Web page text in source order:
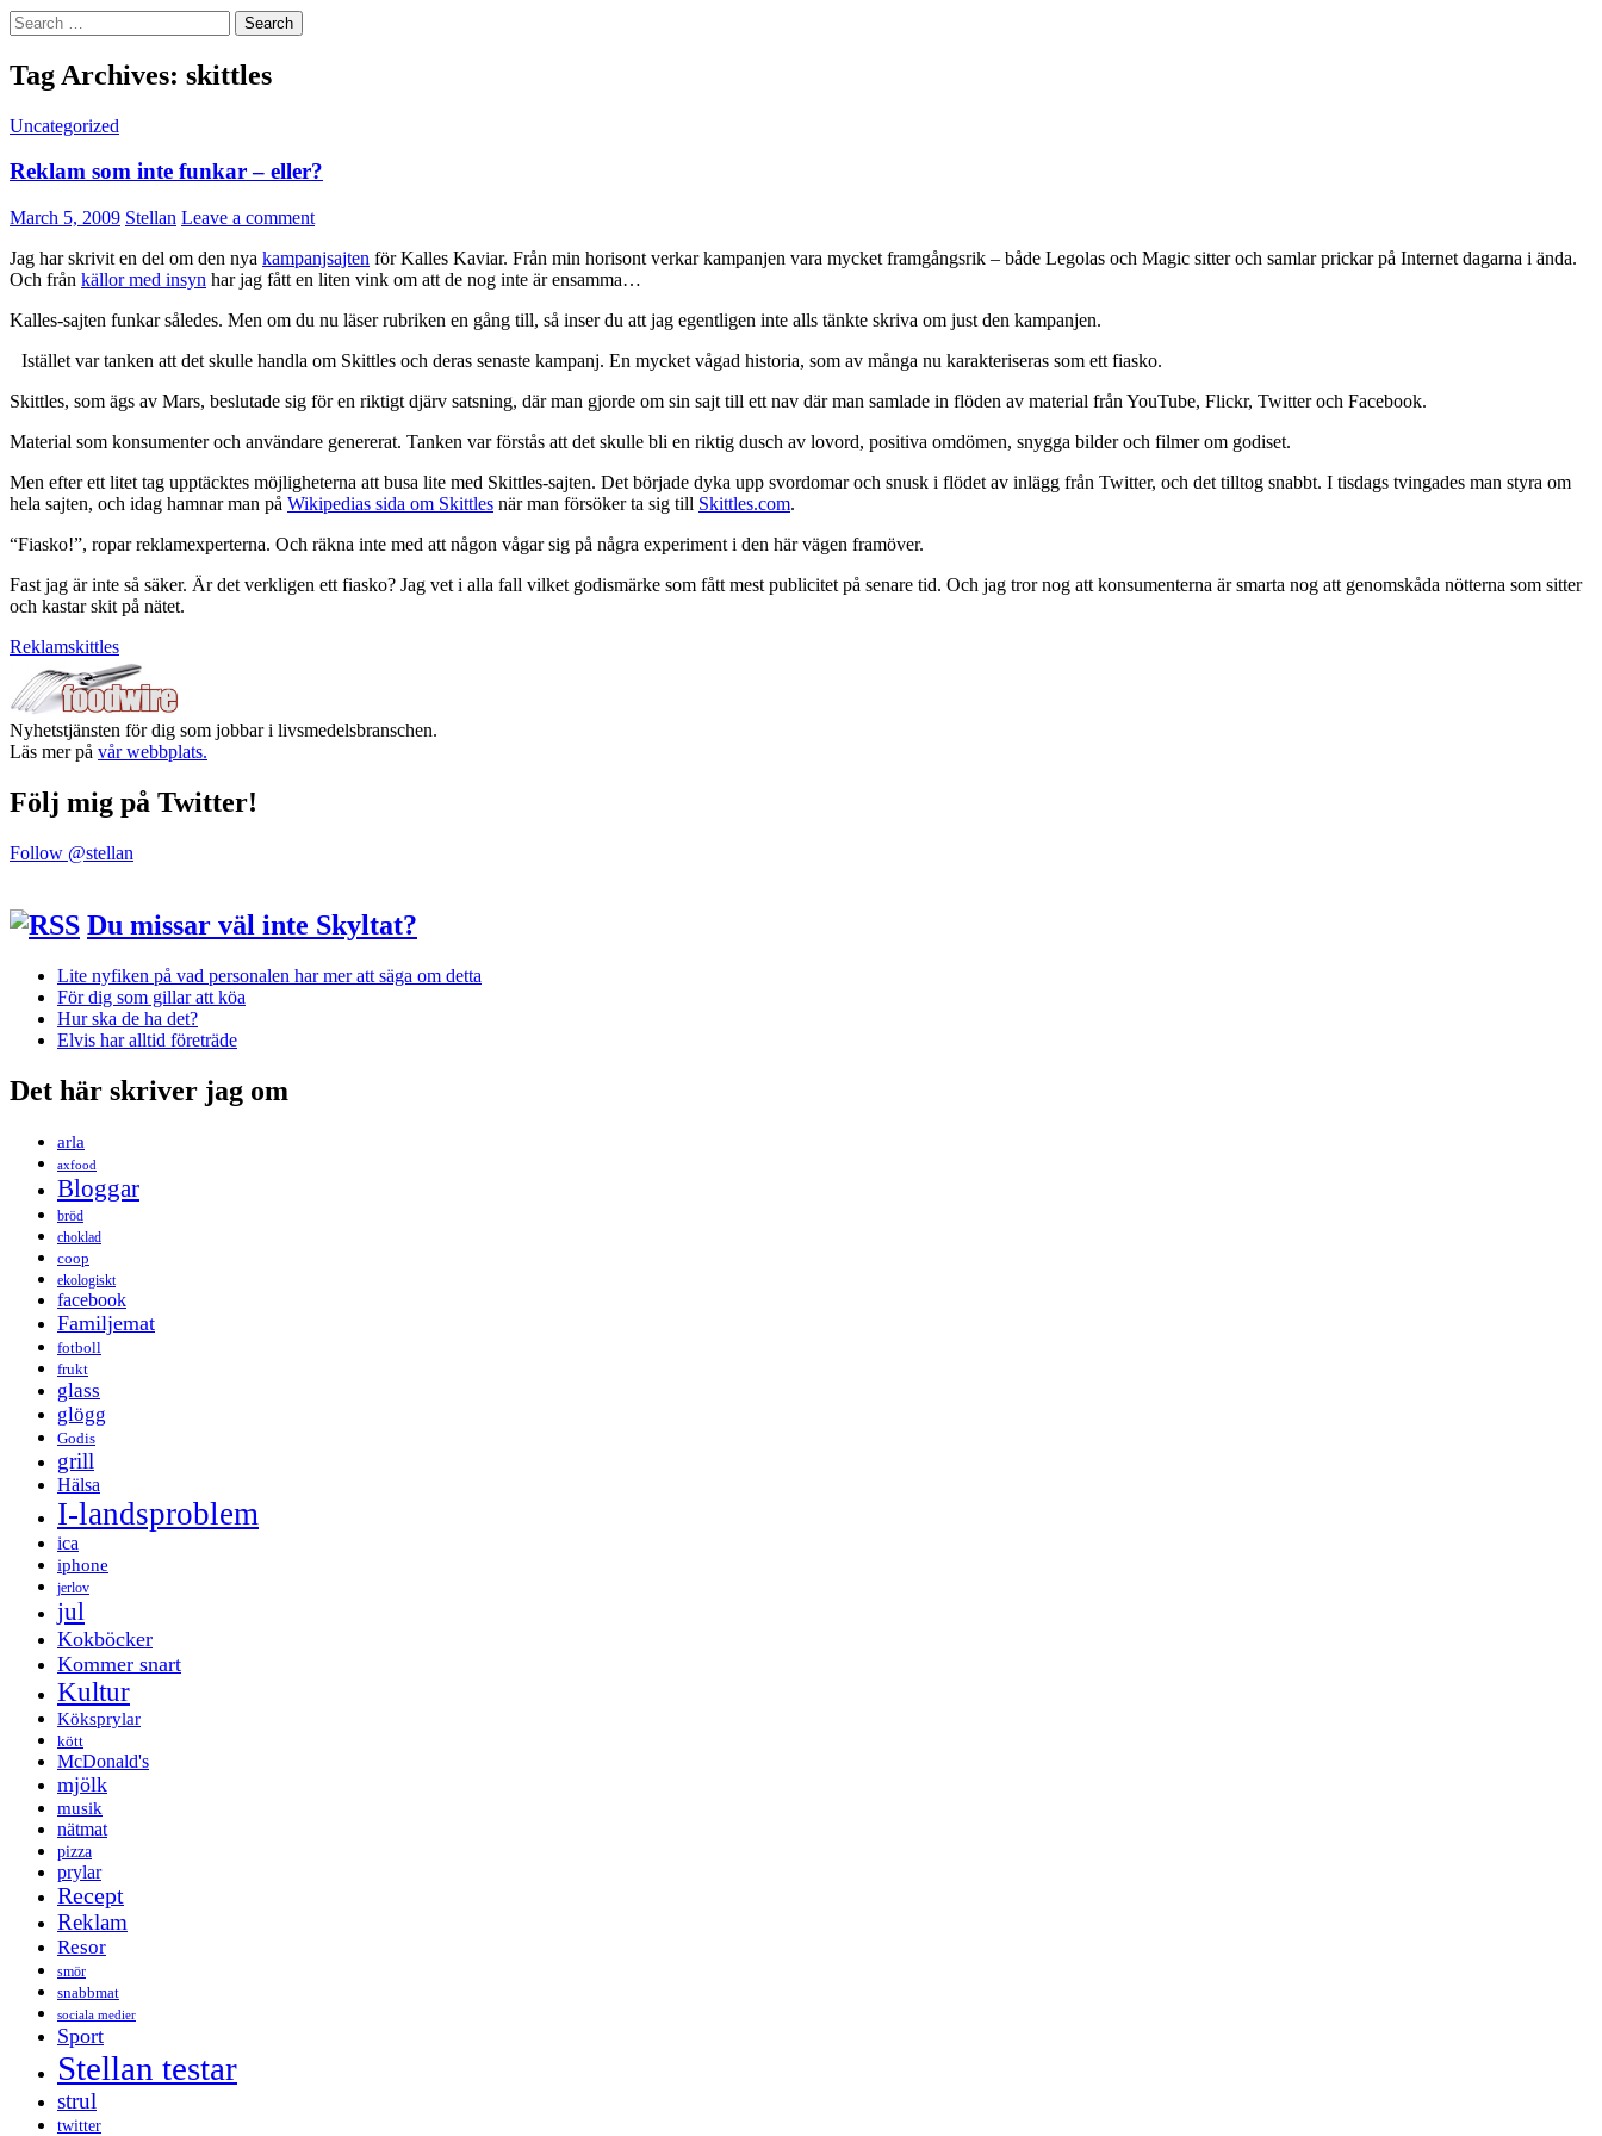
Search
for:
Tag Archives: skittles
Uncategorized
Reklam som inte funkar – eller?
March 5, 2009 Stellan Leave a comment
Jag har skrivit en del om den nya kampanjsajten för Kalles Kaviar. Från min horisont verkar kampanjen vara mycket framgångsrik – både Legolas och Magic sitter och samlar prickar på Internet dagarna i ända.
Och från källor med insyn har jag fått en liten vink om att de nog inte är ensamma…
Kalles-sajten funkar således. Men om du nu läser rubriken en gång till, så inser du att jag egentligen inte alls tänkte skriva om just den kampanjen.
Istället var tanken att det skulle handla om Skittles och deras senaste kampanj. En mycket vågad historia, som av många nu karakteriseras som ett fiasko.
Skittles, som ägs av Mars, beslutade sig för en riktigt djärv satsning, där man gjorde om sin sajt till ett nav där man samlade in flöden av material från YouTube, Flickr, Twitter och Facebook.
Material som konsumenter och användare genererat. Tanken var förstås att det skulle bli en riktig dusch av lovord, positiva omdömen, snygga bilder och filmer om godiset.
Men efter ett litet tag upptäcktes möjligheterna att busa lite med Skittles-sajten. Det började dyka upp svordomar och snusk i flödet av inlägg från Twitter, och det tilltog snabbt. I tisdags tvingades man styra om
hela sajten, och idag hamnar man på Wikipedias sida om Skittles när man försöker ta sig till Skittles.com.
“Fiasko!”, ropar reklamexperterna. Och räkna inte med att någon vågar sig på några experiment i den här vägen framöver.
Fast jag är inte så säker. Är det verkligen ett fiasko? Jag vet i alla fall vilket godismärke som fått mest publicitet på senare tid. Och jag tror nog att konsumenterna är smarta nog att genomskåda nötterna som sitter
och kastar skit på nätet.
Reklamskittles
Nyhetstjänsten för dig som jobbar i livsmedelsbranschen.
Läs mer på vår webbplats.
Följ mig på Twitter!
Follow @stellan
Du missar väl inte Skyltat?
Lite nyfiken på vad personalen har mer att säga om detta
För dig som gillar att köa
Hur ska de ha det?
Elvis har alltid företräde
Det här skriver jag om
arla
axfood
Bloggar
bröd
choklad
coop
ekologiskt
facebook
Familjemat
fotboll
frukt
glass
glögg
Godis
grill
Hälsa
I-landsproblem
ica
iphone
jerlov
jul
Kokböcker
Kommer snart
Kultur
Köksprylar
kött
McDonald's
mjölk
musik
nätmat
pizza
prylar
Recept
Reklam
Resor
smör
snabbmat
sociala medier
Sport
Stellan testar
strul
twitter